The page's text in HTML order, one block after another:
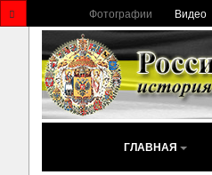
Фотографии Видео
ГЛАВНАЯ